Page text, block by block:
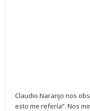
Claudio Naranjo nos
esto me refería”. Nos